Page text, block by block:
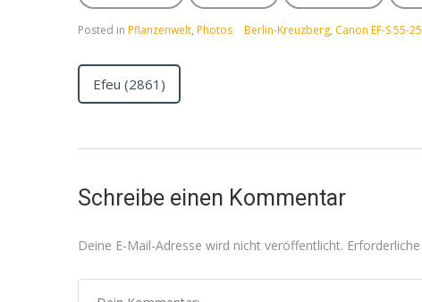
Posted in Pflanzenwelt, Photos Berlin-Kreuzberg, Canon EF-S 55-
Efeu (2861)
Schreibe einen Kommentar
Deine E-Mail-Adresse wird nicht veröffentlicht.